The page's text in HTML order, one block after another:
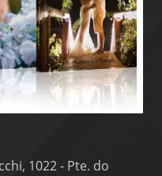
1022 - Pte. do